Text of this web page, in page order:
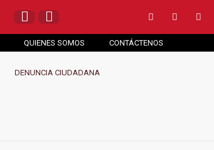
LAS PELEAS ENTRE ESTUDIANTES SIGUEN EN INCREMENTO
QUIENES SOMOS CONTÁCTENOS
DENUNCIA CIUDADANA